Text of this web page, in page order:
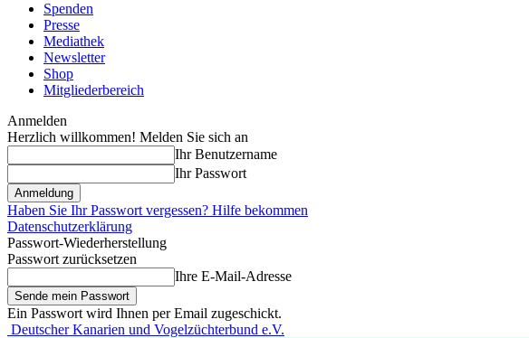
Spenden
Presse
Mediathek
Newsletter
Shop
Mitgliederbereich
Anmelden
Herzlich willkommen! Melden Sie sich an
Ihr Benutzername
Ihr Passwort
Haben Sie Ihr Passwort vergessen? Hilfe bekommen
Datenschutzerklärung
Passwort-Wiederherstellung
Passwort zurücksetzen
Ihre E-Mail-Adresse
Ein Passwort wird Ihnen per Email zugeschickt.
Deutscher Kanarien und Vogelzüchterbund e.V.